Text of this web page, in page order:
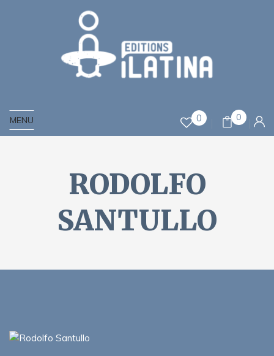
MENU 0 0
RODOLFO
SANTULLO